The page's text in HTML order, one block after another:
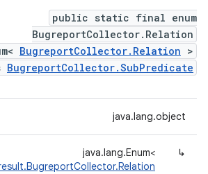
public static final enum
BugreportCollector.Relation
BugreportCollector.Relation >
BugreportCollector.SubPredicate
java.lang.object
↳
java.lang.Enum<